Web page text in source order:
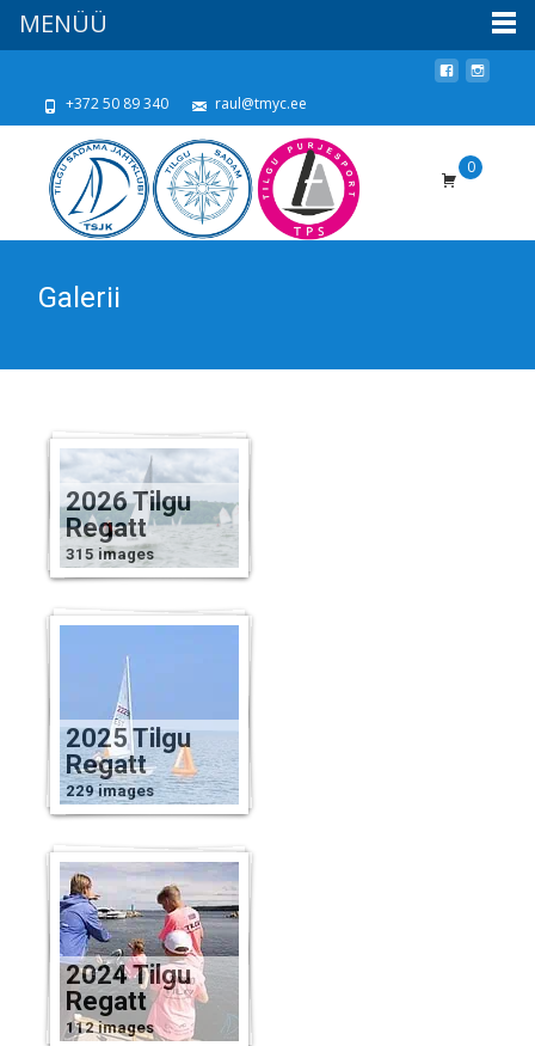
+372 50 89 340 raul@tmyc.ee
0
Galerii
2026 Tilgu
Regatt
315 images
2025 Tilgu
Regatt
229 images
2024 Tilgu
Regatt
112 images
MENÜÜ